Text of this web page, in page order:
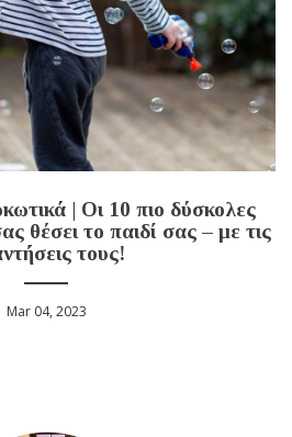
| Οι 10 πιο δύσκολες
θέσει το παιδί σας – με τις
τους!
Mar 04, 2023